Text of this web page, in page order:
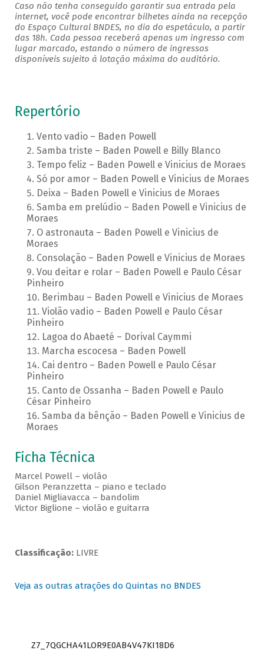
Caso não tenha conseguido garantir sua entrada pela
internet, você pode encontrar bilhetes ainda na recepção
do Espaço Cultural BNDES, no dia do espetáculo, a partir
das 18h. Cada pessoa receberá apenas um ingresso com
lugar marcado, estando o número de ingressos
disponíveis sujeito à lotação máxima do auditório.
Repertório
Vento vadio – Baden Powell
Samba triste – Baden Powell e Billy Blanco
Tempo feliz – Baden Powell e Vinicius de Moraes
Só por amor – Baden Powell e Vinicius de Moraes
Deixa – Baden Powell e Vinicius de Moraes
Samba em prelúdio – Baden Powell e Vinicius de
Moraes
O astronauta – Baden Powell e Vinicius de
Moraes
Consolação – Baden Powell e Vinicius de Moraes
Vou deitar e rolar – Baden Powell e Paulo César
Pinheiro
Berimbau – Baden Powell e Vinicius de Moraes
Violão vadio – Baden Powell e Paulo César
Pinheiro
Lagoa do Abaeté – Dorival Caymmi
Marcha escocesa – Baden Powell
Cai dentro – Baden Powell e Paulo César
Pinheiro
Canto de Ossanha – Baden Powell e Paulo
César Pinheiro
Samba da bênção – Baden Powell e Vinicius de
Moraes
Ficha Técnica
Marcel Powell – violão
Gilson Peranzzetta – piano e teclado
Daniel Migliavacca – bandolim
Victor Biglione – violão e guitarra
Classificação: LIVRE
Veja as outras atrações do Quintas no BNDES
Z7_7QGCHA41LOR9E0AB4V47KI18D6